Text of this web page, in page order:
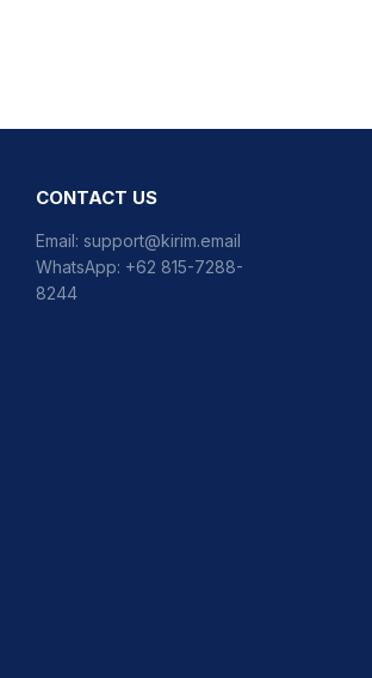
CONTACT US
Email: support@kirim.email
WhatsApp: +62 815-7288-
8244